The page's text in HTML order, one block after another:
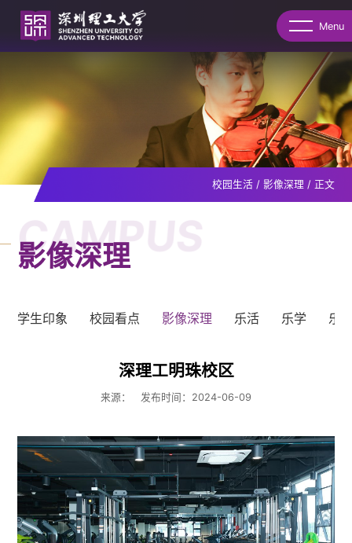
Menu
校园生活/ 影像深理 / 正文
CAMPUS
影像深理
学生印象 校园看点 影像深理 乐活 乐学 乐
深理工明珠校区
来源： 发布时间：2024-06-09